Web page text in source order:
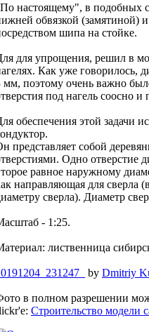
настоящему", в подобных
обвязкой (замятиной)
шипа на стойке.
для упрощения, решил в
Как уже говорилось,
мм, поэтому очень важно
под нагель соосно
обеспечения этой задачи
представляет собой
Одно отверстие
равное наружному
направляющая для сверла
сверла). Диаметр
- 1:25.
лиственница
by Dmitriy
в полном разрешении
Строительство модели